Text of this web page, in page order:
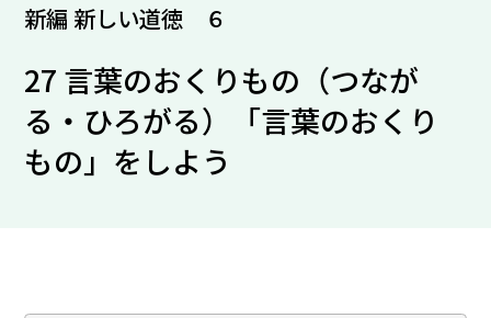
新編 新しい道徳 ６
27 言葉のおくりもの（つなが
る・ひろがる）「言葉のおくり
もの」をしよう